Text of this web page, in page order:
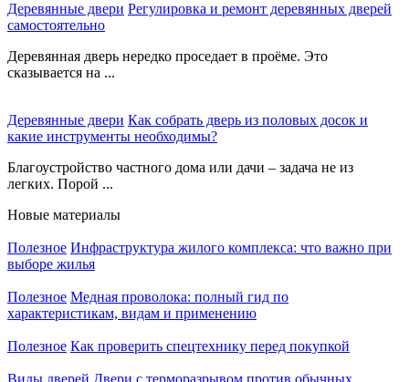
Деревянные двери Регулировка и ремонт деревянных дверей
самостоятельно
Деревянная дверь нередко проседает в проёме. Это
сказывается на ...
Деревянные двери Как собрать дверь из половых досок и
какие инструменты необходимы?
Благоустройство частного дома или дачи – задача не из
легких. Порой ...
Новые материалы
Полезное Инфраструктура жилого комплекса: что важно при
выборе жилья
Полезное Медная проволока: полный гид по
характеристикам, видам и применению
Полезное Как проверить спецтехнику перед покупкой